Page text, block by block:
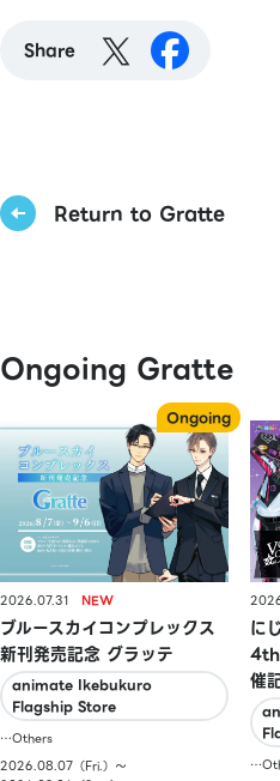
Share
Return to Gratte
Ongoing Gratte
2026.07.31
ブルースカイコンプレックス
新刊発売記念 グラッテ
animate Ikebukuro
Flagship Store
…Others
2026.08.07（Fri.）〜
に
催